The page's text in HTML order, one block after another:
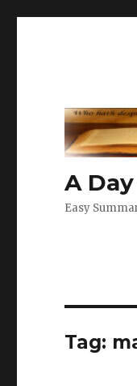
A
Easy
Tag: